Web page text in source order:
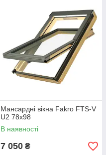
Мансардні вікна Fakro FTS-V
U2 78х98
В наявності
7 050 ₴